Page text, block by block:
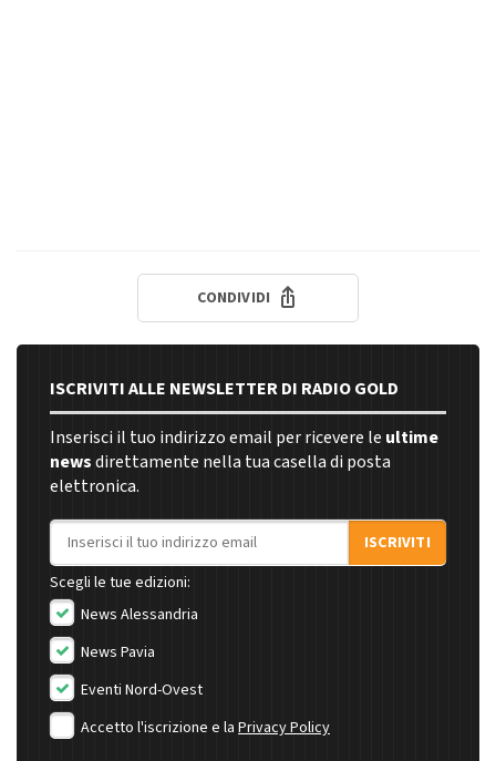
CONDIVIDI
ISCRIVITI ALLE NEWSLETTER DI RADIO GOLD
Inserisci il tuo indirizzo email per ricevere le ultime
newsdirettamente nella tua casella di posta
elettronica.
Indirizzo email
ISCRIVITI
Scegli le tue edizioni:
News Alessandria
News Pavia
Eventi Nord-Ovest
Accetto l'iscrizione e la Privacy Policy